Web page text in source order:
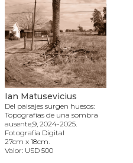
Ian Matusevicius
Del paisajes surgen huesos:
Topografías de una sombra
ausente,9, 2024-2025.
Fotografía Digital
27cm x 18cm.
Valor: USD 500